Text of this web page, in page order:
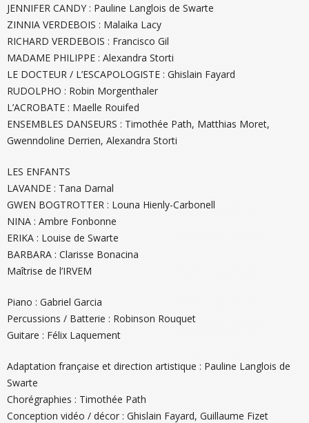
JENNIFER CANDY : Pauline Langlois de Swarte
ZINNIA VERDEBOIS : Malaika Lacy
RICHARD VERDEBOIS : Francisco Gil
MADAME PHILIPPE : Alexandra Storti
LE DOCTEUR / L’ESCAPOLOGISTE : Ghislain Fayard
RUDOLPHO : Robin Morgenthaler
L’ACROBATE : Maelle Rouifed
ENSEMBLES DANSEURS : Timothée Path, Matthias Moret,
Gwenndoline Derrien, Alexandra Storti
LES ENFANTS
LAVANDE : Tana Darnal
GWEN BOGTROTTER : Louna Hienly-Carbonell
NINA : Ambre Fonbonne
ERIKA : Louise de Swarte
BARBARA : Clarisse Bonacina
Maîtrise de l’IRVEM
Piano : Gabriel Garcia
Percussions / Batterie : Robinson Rouquet
Guitare : Félix Laquement
Adaptation française et direction artistique : Pauline Langlois de
Swarte
Chorégraphies : Timothée Path
Conception vidéo / décor : Ghislain Fayard, Guillaume Fizet